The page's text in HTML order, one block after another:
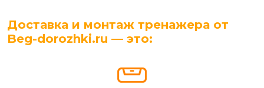
Доставка и монтаж тренажера от
Beg-dorozhki.ru — это: